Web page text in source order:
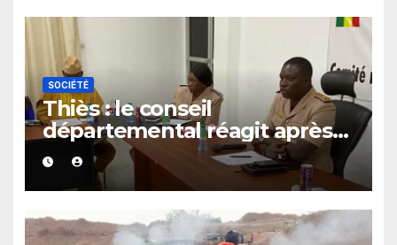
SOCIÉTÉ
Thiès : le conseil
départemental réagit après
le rappel à l’ordre du
gouverneur